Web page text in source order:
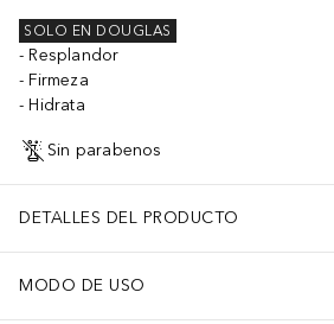
SOLO EN DOUGLAS
Resplandor
Firmeza
Hidrata
Sin parabenos
DETALLES DEL PRODUCTO
MODO DE USO